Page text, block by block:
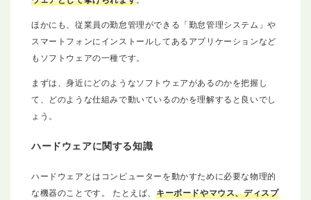
ほかにも、従業員の勤怠管理ができる「勤怠管理システム」や
スマートフォンにインストールしてあるアプリケーションなど
もソフトウェアの一種です。
まずは、身近にどのようなソフトウェアがあるのかを把握し
て、どのような仕組みで動いているのかを理解すると良いでし
ょう。
ハードウェアに関する知識
ハードウェアとはコンピューターを動かすために必要な物理的
な機器のことです。 たとえば、 キーボードやマウス、ディスプ